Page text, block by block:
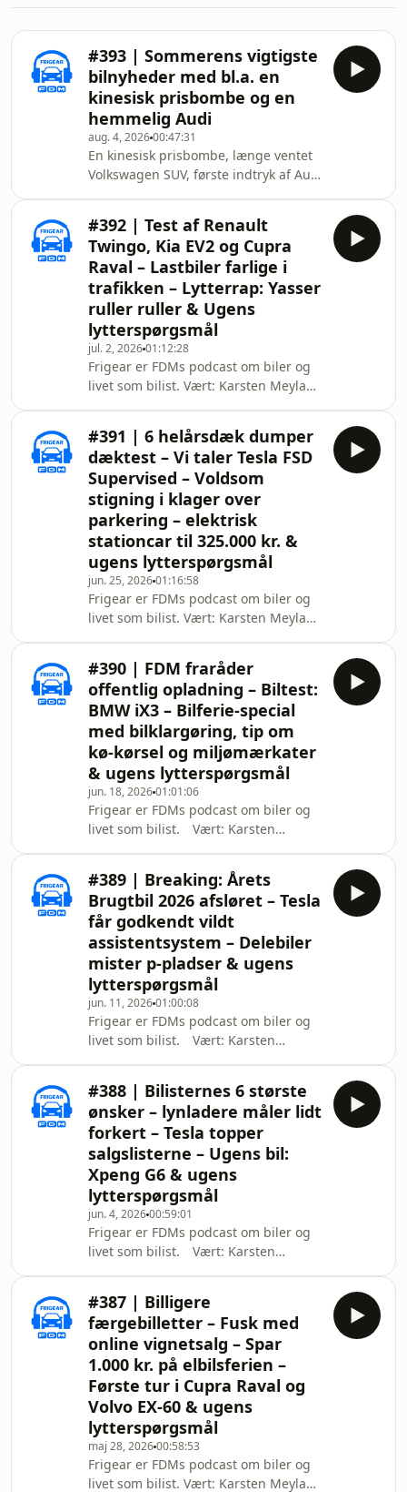
#393 | Sommerens vigtigste
bilnyheder med bl.a. en
kinesisk prisbombe og en
hemmelig Audi
aug. 4, 202600:47:31
En kinesisk prisbombe, længe ventet
Volkswagen SUV, første indtryk af Audi
om biler og livet som bilist. Værter:
Karsten Meyland Lemche, bilredaktør
i FDM og Torben Arent,
nyhedsredaktør i FDM. --- Vil du være
medlem af FDM, så kan du finde vores
aktuelle tilbud her:
https://fdm.dk/bliv-medlem --- 01:05
Nyhed: Xpeng L03
#392 | Test af Renault
Twingo, Kia EV2 og Cupra
Raval – Lastbiler farlige i
trafikken – Lytterrap: Yasser
ruller ruller & Ugens
lytterspørgsmål
jul. 2, 202601:12:28
Frigear er FDMs podcast om biler og
livet som bilist. Vært: Karsten Meyland
FDMs rådgivning og Dennis Lange,
chefkonsulent i Public Affairs og
Analyse. --- Vil du være medlem af
FDM, så kan du finde vores aktuelle
tilbud her: https://fdm.dk/bliv-
medlem --- 04:00 Nyhed: Lastbiler er
farlige at køre ind i for bilister.
#391 | 6 helårsdæk dumper
dæktest – Vi taler Tesla FSD
Supervised – Voldsom
stigning i klager over
parkering – elektrisk
stationcar til 325.000 kr. &
ugens lytterspørgsmål
jun. 25, 202601:16:58
Frigear er FDMs podcast om biler og
livet som bilist. Vært: Karsten Meyland
FDMs rådgivning og Dennis Lange,
chefkonsulent i Public Affairs og
Analyse. --- Vil du være medlem af
FDM, så kan du finde vores aktuelle
tilbud her: https://fdm.dk/bliv-
medlem --- 00:30 Nyhed: Test af
helårsdæk – 6 dumper – 1 vinder.
11:10
#390 | FDM fraråder
offentlig opladning – Biltest:
BMW iX3 – Bilferie-special
med bilklargøring, tip om
kø-kørsel og miljømærkater
& ugens lytterspørgsmål
jun. 18, 202601:01:06
Frigear er FDMs podcast om biler og
livet som bilist. Vært: Karsten
Medværter: Yasser Abaiji, teknisk
konsulent i FDMs rådgivning og
Dennis Lange, chefkonsulent i Public
Affairs og Analyse. --- Vil du være
medlem af FDM, så kan du finde vores
aktuelle tilbud her:
https://fdm.dk/bliv-medlem --- 01:05
Nyhed: FDM fraråder langsom
ladning på o
#389 | Breaking: Årets
Brugtbil 2026 afsløret – Tesla
får godkendt vildt
assistentsystem – Delebiler
mister p-pladser & ugens
lytterspørgsmål
jun. 11, 202601:00:08
Frigear er FDMs podcast om biler og
livet som bilist. Vært: Karsten
konsulent i FDMs rådgivning og
Dennis Lange, chefkonsulent i Public
Affairs og Analyse. --- Vil du være
medlem af FDM, så kan du finde vores
aktuelle tilbud her:
https://fdm.dk/bliv-medlem --- 00:40
Nyhed: Tesla har fået foreløbig dansk
go
#388 | Bilisternes 6 største
ønsker – lynladere måler lidt
forkert – Tesla topper
salgslisterne – Ugens bil:
Xpeng G6 & ugens
lytterspørgsmål
jun. 4, 202600:59:01
Frigear er FDMs podcast om biler og
livet som bilist. Vært: Karsten
chefkonsulent i Public Affairs &
Analyse og Yasser Abaiji, teknisk
konsulent i FDMs rådgivning --- Vil du
være medlem af FDM, så kan du finde
vores aktuelle tilbud her:
https://fdm.dk/bliv-medlem --- 01:05
Nyhed: FDMs grundlovstale til den
nye regering – her er
#387 | Billigere
færgebilletter – Fusk med
online vignetsalg – Spar
1.000 kr. på elbilsferien –
Første tur i Cupra Raval og
Volvo EX-60 & ugens
lytterspørgsmål
maj 28, 202600:58:53
Frigear er FDMs podcast om biler og
livet som bilist. Vært: Karsten Meyland